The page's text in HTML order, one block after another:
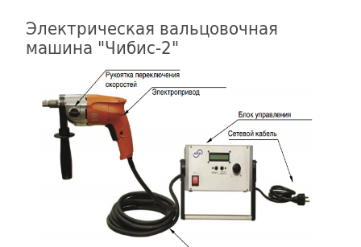
Электрическая вальцовочная
машина "Чибис-2"